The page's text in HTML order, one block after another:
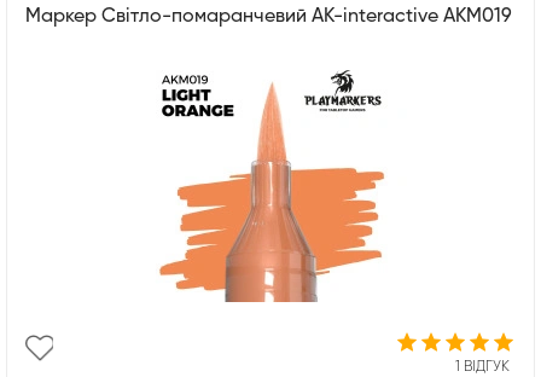
Маркер Світло-помаранчевий AK-interactive AKM019
1 ВІДГУК